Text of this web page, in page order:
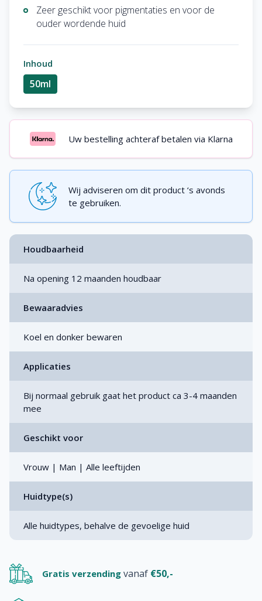
Zeer geschikt voor pigmentaties en voor de
ouder wordende huid
Inhoud
50ml
Uw bestelling achteraf betalen via Klarna
Wij adviseren om dit product ‘s avonds
te gebruiken.
Houdbaarheid
Na opening 12 maanden houdbaar
Bewaaradvies
Koel en donker bewaren
Applicaties
Bij normaal gebruik gaat het product ca 3-4 maanden
mee
Geschikt voor
Vrouw | Man | Alle leeftijden
Huidtype(s)
Alle huidtypes, behalve de gevoelige huid
Gratis verzending vanaf €50,-